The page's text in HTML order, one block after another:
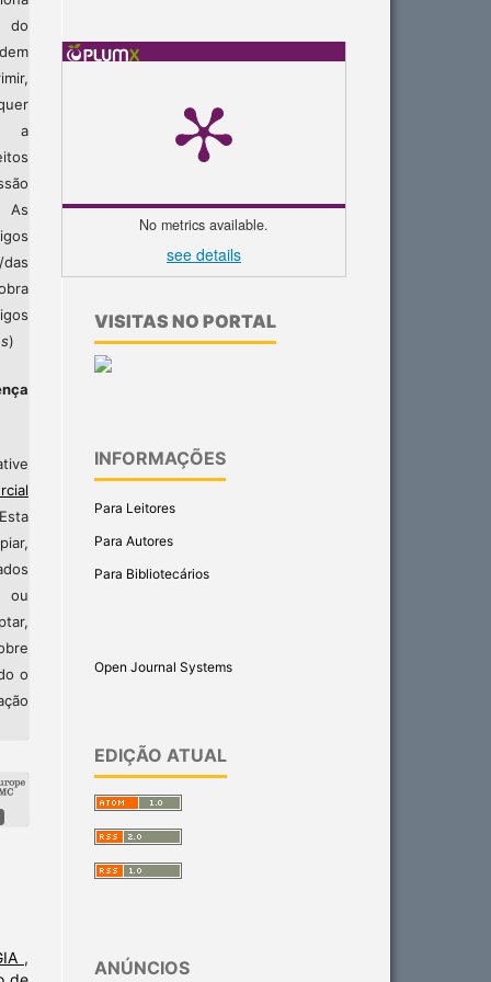
do
a
As
)
ou
o
,
No metrics available.
see details
VISITAS NO PORTAL
INFORMAÇÕES
Para Leitores
Para Autores
Para Bibliotecários
Open Journal Systems
EDIÇÃO ATUAL
ANÚNCIOS